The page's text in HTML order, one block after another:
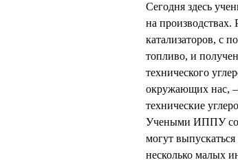
Сегодня здесь
на
катализаторов, с
топливо, и
технического
окружающих нас, –
технические
Учеными ИППУ
могут
несколько малых